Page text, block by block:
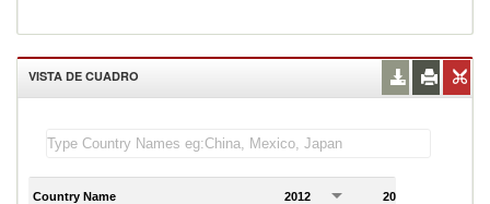
VISTA DE CUADRO
Country Name 2012 2013